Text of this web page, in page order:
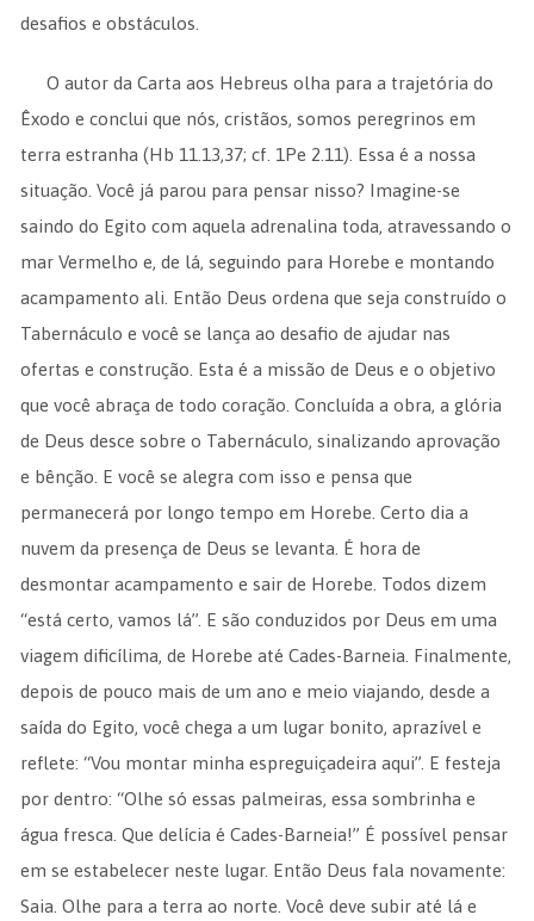
desafios e obstáculos.
O autor da Carta aos Hebreus olha para a trajetória do
Êxodo e conclui que nós, cristãos, somos peregrinos em
terra estranha (Hb 11.13,37; cf. 1Pe 2.11). Essa é a nossa
situação. Você já parou para pensar nisso? Imagine-se
saindo do Egito com aquela adrenalina toda, atravessando o
mar Vermelho e, de lá, seguindo para Horebe e montando
acampamento ali. Então Deus ordena que seja construído o
Tabernáculo e você se lança ao desafio de ajudar nas
ofertas e construção. Esta é a missão de Deus e o objetivo
que você abraça de todo coração. Concluída a obra, a glória
de Deus desce sobre o Tabernáculo, sinalizando aprovação
e bênção. E você se alegra com isso e pensa que
permanecerá por longo tempo em Horebe. Certo dia a
nuvem da presença de Deus se levanta. É hora de
desmontar acampamento e sair de Horebe. Todos dizem
“está certo, vamos lá”. E são conduzidos por Deus em uma
viagem dificílima, de Horebe até Cades-Barneia. Finalmente,
depois de pouco mais de um ano e meio viajando, desde a
saída do Egito, você chega a um lugar bonito, aprazível e
reflete: “Vou montar minha espreguiçadeira aqui”. E festeja
por dentro: “Olhe só essas palmeiras, essa sombrinha e
água fresca. Que delícia é Cades-Barneia!” É possível pensar
em se estabelecer neste lugar. Então Deus fala novamente:
Saia. Olhe para a terra ao norte. Você deve subir até lá e